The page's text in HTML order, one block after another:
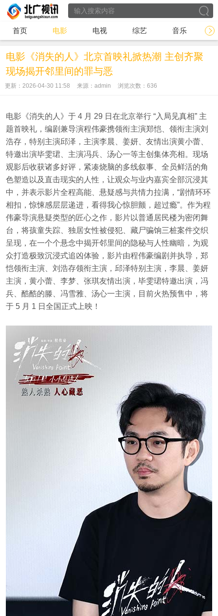
首页 电影 电视 综艺 音乐
电影《消失的人》北京首映礼掀热潮 主创齐聚
现场揭开邻里间的罪与恶
更新：2026-04-30 11:58 来源：admin 浏览次数： 636
电影《消失的人》于 4 月 29 日在北京举行 “入局见真相” 主
题首映礼，编剧兼导演程伟豪携领衔主演郑恺、领衔主演刘
浩存，特别主演邱泽，主演李晨、姜妍、友情出演黄小蕾、
特邀出演毕雯珺、主演冯兵、汤心一等主创集体亮相。现场
观影后收获诸多好评，紧凑烧脑的多线叙事、全员鲜活的角
色塑造以及直击现实的人性，让观众与业内嘉宾全部沉浸其
中，并表示影片全程高能、悬疑感与共情力拉满，“剧情环环
相扣，惊悚感层层递进，看得我心惊胆颤，超过瘾”。作为程
伟豪导演悬疑类型的匠心之作，影片以普通居民楼为密闭舞
台，将孩童失踪、独居女性被侵犯、藏尸骗饷三桩案件交织
呈现，在一个个悬念中揭开邻里间的隐秘与人性幽暗，为观
众打造极致沉浸式追凶体验，影片由程伟豪编剧并执导，郑
恺领衔主演、刘浩存领衔主演，邱泽特别主演，李晨、姜妍
主演，黄小蕾、李梦、张琪友情出演，毕雯珺特邀出演，冯
兵、酷酷的滕、冯雪雅、汤心一主演，目前火热预售中，将
于 5 月 1 日全国正式上映！